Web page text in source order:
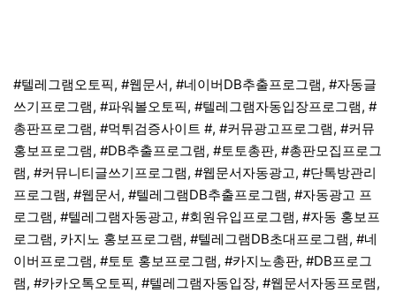
#텔레그램오토픽, #웹문서, #네이버DB추출프로그램, #자동글
쓰기프로그램, #파워볼오토픽, #텔레그램자동입장프로그램, #
총판프로그램, #먹튀검증사이트 #, #커뮤광고프로그램, #커뮤
홍보프로그램, #DB추출프로그램, #토토총판, #총판모집프로그
램, #커뮤니티글쓰기프로그램, #웹문서자동광고, #단톡방관리
프로그램, #웹문서, #텔레그램DB추출프로그램, #자동광고 프
로그램, #텔레그램자동광고, #회원유입프로그램, #자동 홍보프
로그램, 카지노 홍보프로그램, #텔레그램DB초대프로그램, #네
이버프로그램, #토토 홍보프로그램, #카지노총판, #DB프로그
램, #카카오톡오토픽, #텔레그램자동입장, #웹문서자동프로램,